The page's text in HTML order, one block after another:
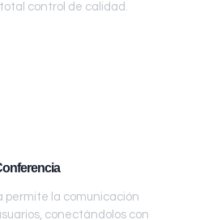
total control de calidad.
permite la comunicación
conectándolos con